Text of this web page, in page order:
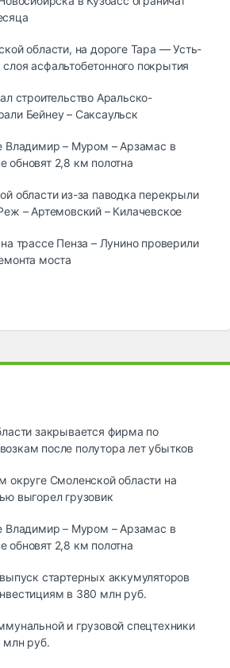
области, на дороге Тара — Усть-
асфальтобетонного покрытия
строительство Аральско-
Бейнеу – Саксаульск
Владимир – Муром – Арзамас в
обновят 2,8 км полотна
области из-за паводка перекрыли
– Артемовский – Килачевское
трассе Пенза – Лунино проверили
моста
закрывается фирма по
после полутора лет убытков
округе Смоленской области на
выгорел грузовик
Владимир – Муром – Арзамас в
обновят 2,8 км полотна
стартерных аккумуляторов
в 380 млн руб.
и грузовой спецтехники
млн руб.